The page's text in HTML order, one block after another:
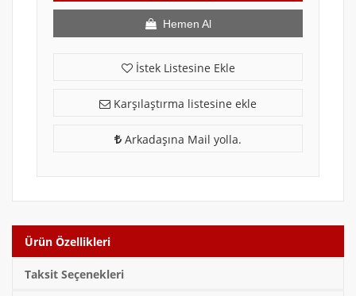
Hemen Al
İstek Listesine Ekle
Karşılaştırma listesine ekle
Arkadaşına Mail yolla.
Ürün Özellikleri
Taksit Seçenekleri